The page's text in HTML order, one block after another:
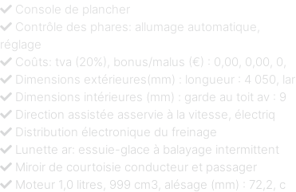
Console de plancher
Contrôle des phares: allumage automatique,
réglage
Coûts: tva (20%), bonus/malus (€) : 0,00, 0,00, 0,
Dimensions extérieures(mm) : longueur : 4 050, lar
Dimensions intérieures (mm) : garde au toit av : 9
Direction assistée asservie à la vitesse, électriq
Distribution électronique du freinage
Lunette ar: essuie-glace à balayage intermittent
Miroir de courtoisie conducteur et passager
Moteur 1,0 litres, 999 cm3, alésage (mm) : 72,2, c